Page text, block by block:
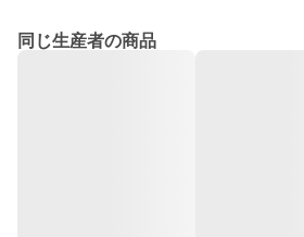
同じ生産者の商品